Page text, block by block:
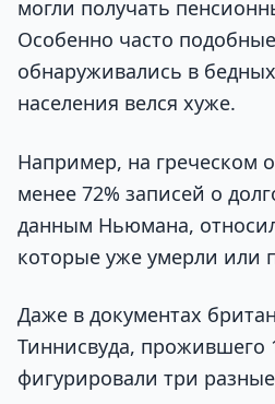
могли получать
Особенно часто
обнаруживались в
населения велся хуже.
Например, на греческом
менее 72% записей о
данным Ньюмана,
которые уже умерли или
Даже в документах
Тиннисвуда, прожившего
фигурировали три